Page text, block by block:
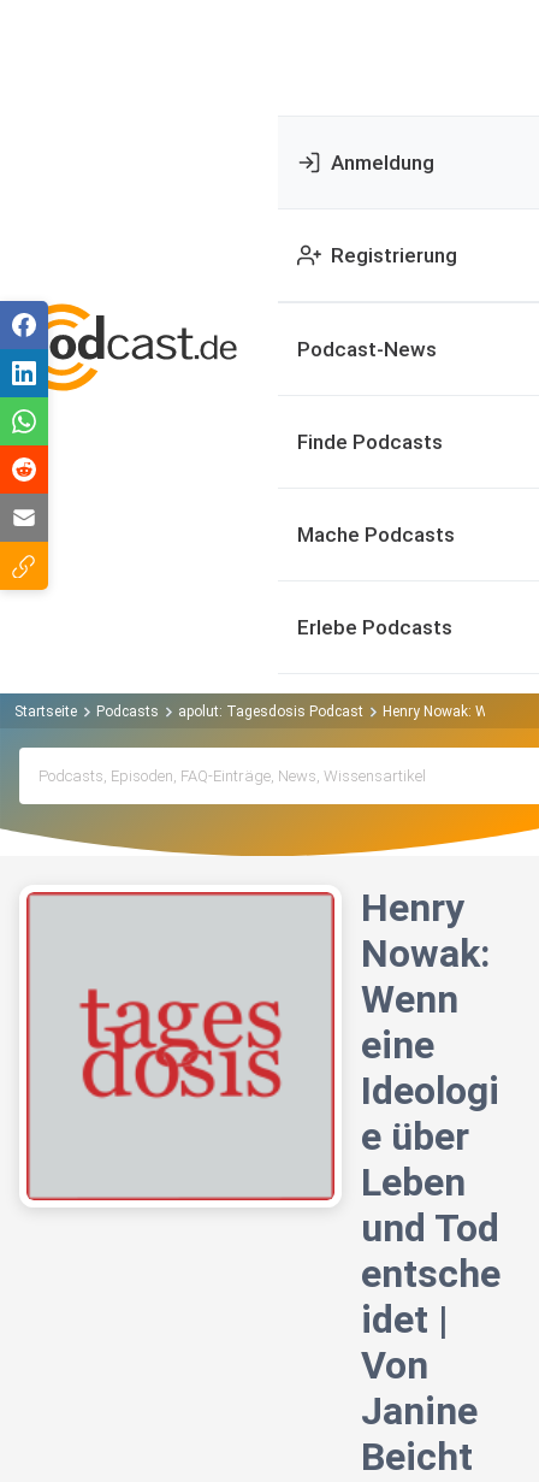
Anmeldung
Registrierung
Podcast-News
Finde Podcasts
Mache Podcasts
Erlebe Podcasts
Startseite Podcasts apolut: Tagesdosis Podcast Henry Nowak: Wenn
Henry
Nowak:
Wenn
eine
Ideologi
e über
Leben
und Tod
entsche
idet |
Von
Janine
Beicht